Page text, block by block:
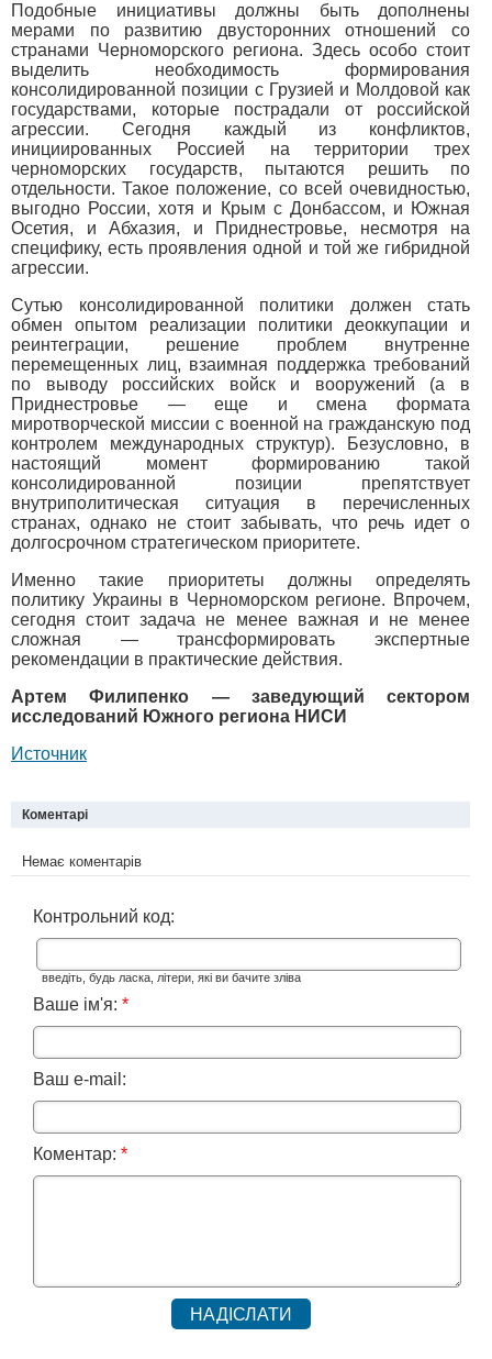
Подобные инициативы должны быть дополнены
мерами по развитию двусторонних отношений со
странами Черноморского региона. Здесь особо стоит
выделить необходимость формирования
консолидированной позиции с Грузией и Молдовой как
государствами, которые пострадали от российской
агрессии. Сегодня каждый из конфликтов,
инициированных Россией на территории трех
черноморских государств, пытаются решить по
отдельности. Такое положение, со всей очевидностью,
выгодно России, хотя и Крым с Донбассом, и Южная
Осетия, и Абхазия, и Приднестровье, несмотря на
специфику, есть проявления одной и той же гибридной
агрессии.
Сутью консолидированной политики должен стать
обмен опытом реализации политики деоккупации и
реинтеграции, решение проблем внутренне
перемещенных лиц, взаимная поддержка требований
по выводу российских войск и вооружений (а в
Приднестровье — еще и смена формата
миротворческой миссии с военной на гражданскую под
контролем международных структур). Безусловно, в
настоящий момент формированию такой
консолидированной позиции препятствует
внутриполитическая ситуация в перечисленных
странах, однако не стоит забывать, что речь идет о
долгосрочном стратегическом приоритете.
Именно такие приоритеты должны определять
политику Украины в Черноморском регионе. Впрочем,
сегодня стоит задача не менее важная и не менее
сложная — трансформировать экспертные
рекомендации в практические действия.
Артем Филипенко — заведующий сектором
исследований Южного региона НИСИ
Источник
Коментарі
Немає коментарів
Контрольний код:
введіть, будь ласка, літери, які ви бачите зліва
Ваше ім'я: *
Ваш e-mail:
Коментар: *